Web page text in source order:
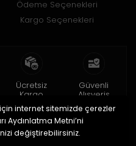
Ödeme Seçenekleri
Kargo Seçenekleri
Ücretsiz
Kargo
150 TL ve üzeri
Güvenli
Alışveriş
256bit SSL ile
internet sitemizde çerezler
Aydınlatma Metni’ni
değiştirebilirsiniz.